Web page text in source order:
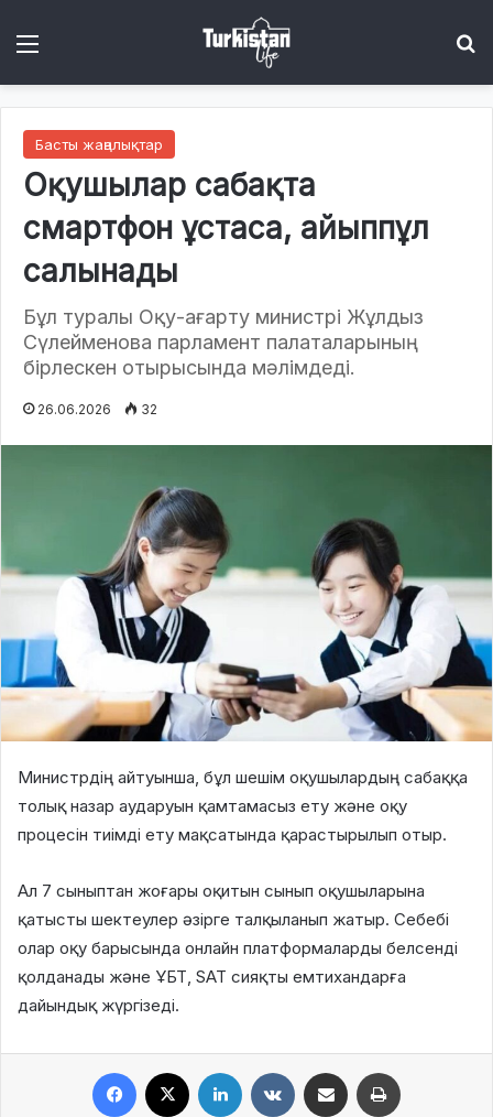
Басты жаңалықтар
Оқушылар сабақта
смартфон ұстаса, айыппұл
салынады
Бұл туралы Оқу-ағарту министрі Жұлдыз
Сүлейменова парламент палаталарының
бірлескен отырысында мәлімдеді.
26.06.2026 32
Министрдің айтуынша, бұл шешім оқушылардың сабаққа
толық назар аударуын қамтамасыз ету және оқу
процесін тиімді ету мақсатында қарастырылып отыр.
Ал 7 сыныптан жоғары оқитын сынып оқушыларына
қатысты шектеулер әзірге талқыланып жатыр. Себебі
олар оқу барысында онлайн платформаларды белсенді
қолданады және ҰБТ, SAT сияқты емтихандарға
дайындық жүргізеді.